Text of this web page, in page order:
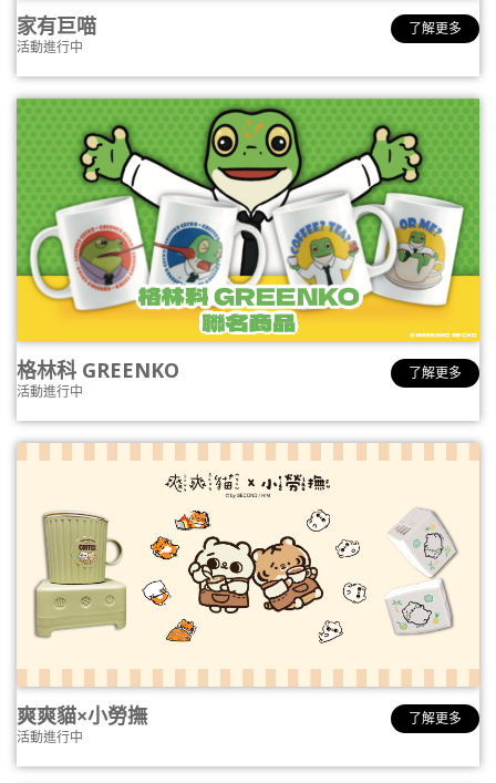
家有巨喵
活動進行中
了解更多
格林科 GREENKO
活動進行中
了解更多
爽爽貓×小勞撫
活動進行中
了解更多